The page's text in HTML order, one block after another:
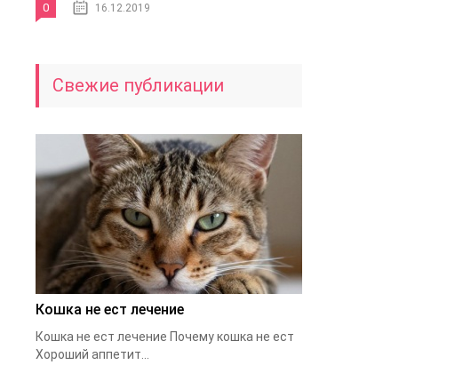
0 16.12.2019
Свежие публикации
Кошка не ест лечение
Кошка не ест лечение Почему кошка не ест
Хороший аппетит...